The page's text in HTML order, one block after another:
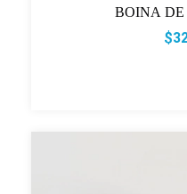
BOINA